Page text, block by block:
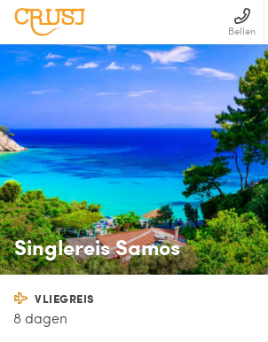
Bellen
Singlereis Samos
VLIEGREIS
8 dagen